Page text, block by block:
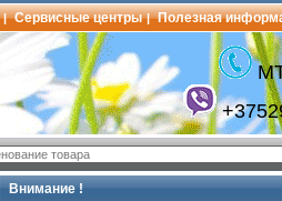
| Сервисные центры | Полезная
Внимание !